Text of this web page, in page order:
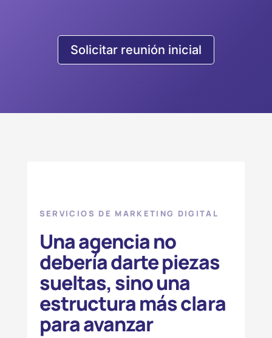
Solicitar reunión inicial
SERVICIOS DE MARKETING DIGITAL
Una agencia no
debería darte piezas
sueltas, sino una
estructura más clara
para avanzar